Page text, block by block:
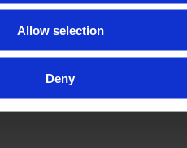
Allow selection
Deny